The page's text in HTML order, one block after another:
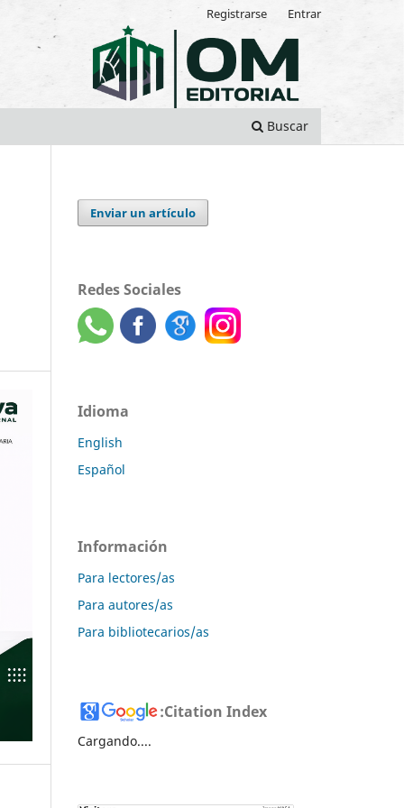
Buscar
Registrarse Entrar
Enviar un artículo
Redes Sociales
Idioma
English
Español
Información
Para lectores/as
Para autores/as
Para bibliotecarios/as
:Citation Index
Cargando....